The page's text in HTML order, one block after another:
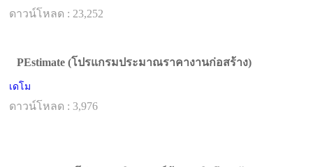
ดาวน์โหลด : 23,252
PEstimate (โปรแกรมประมาณราคางานก่อสร้าง)
เดโม
ดาวน์โหลด : 3,976